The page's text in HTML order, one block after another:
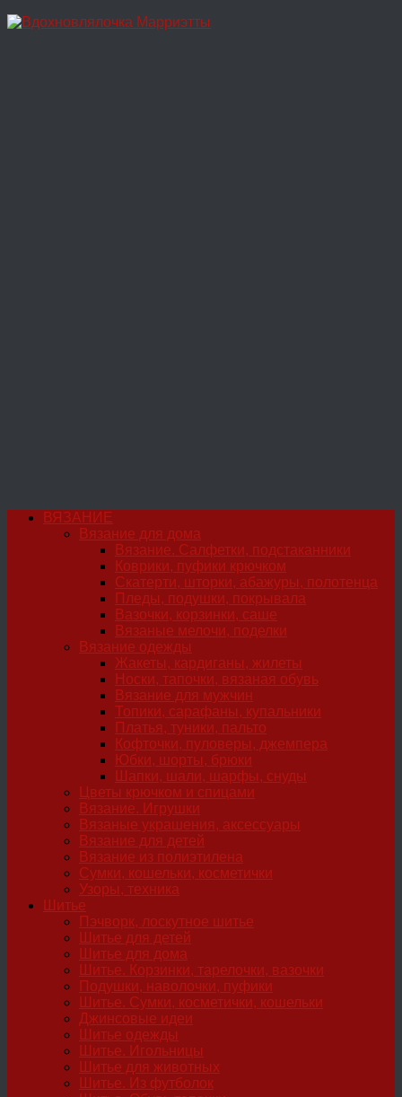
Перейти
ВЯЗАНИЕ
Вязание для дома
Вязание. Салфетки, подстаканники
Коврики, пуфики крючком
Скатерти, шторки, абажуры, полотенца
Пледы, подушки, покрывала
Вазочки, корзинки, саше
Вязаные мелочи, поделки
Вязание одежды
Жакеты, кардиганы, жилеты
Носки, тапочки, вязаная обувь
Вязание для мужчин
Топики, сарафаны, купальники
Платья, туники, пальто
Кофточки, пуловеры, джемпера
Юбки, шорты, брюки
Шапки, шали, шарфы, снуды
Цветы крючком и спицами
Вязание. Игрушки
Вязаные украшения, аксессуары
Вязание для детей
Вязание из полиэтилена
Сумки, кошельки, косметички
Узоры, техника
Шитье
Пэчворк, лоскутное шитье
Шитье для детей
Шитье для дома
Шитье. Корзинки, тарелочки, вазочки
Подушки, наволочки, пуфики
Шитье. Сумки, косметички, кошельки
Джинсовые идеи
Шитье одежды
Шитье. Игольницы
Шитье для животных
Шитье. Из футболок